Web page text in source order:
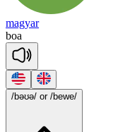
magyar
boa
/bəʊə/ or /bewe/